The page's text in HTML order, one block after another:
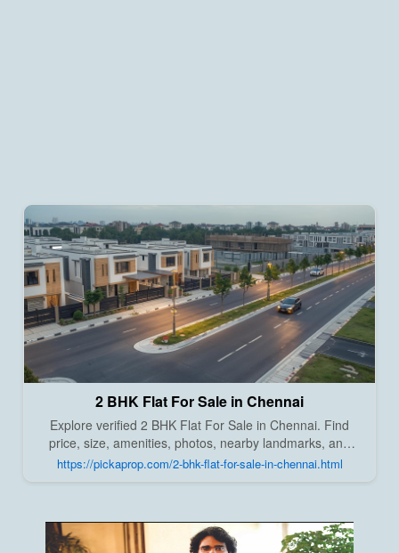
2 BHK Flat For Sale in Chennai
Explore verified 2 BHK Flat For Sale in Chennai. Find
price, size, amenities, photos, nearby landmarks, and
details from trusted builders, agents, and owners on Pick
A Prop;
https://pickaprop.com/2-bhk-flat-for-sale-in-chennai.html